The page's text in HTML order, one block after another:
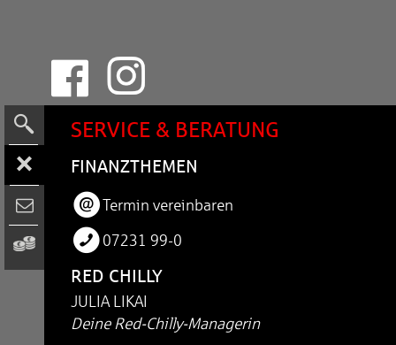
SERVICE & BERATUNG
FI­NANZ­THE­MEN
Termin vereinbaren
07231 99-0
RED CHILLY
JULIA LIKAI
Deine Red-Chilly-Managerin